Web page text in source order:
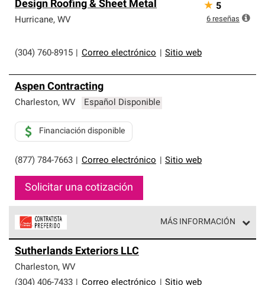
Design Roofing & Sheet Metal
Hurricane, WV
(304) 760-8915 Correo electrónico Sitio web
★ 5
6 reseñas
Aspen Contracting
Charleston, WV Español Disponible
(877) 784-7663 Correo electrónico Sitio web
Financiación disponible
Solicitar una cotización
MÁS INFORMACIÓN
parte de una red exclusiva de profesionales de techos
que cumplen con altos estándares y requisitos estrictos
de profesionalismo y confiabilidad.
Sutherlands Exteriors LLC
Charleston, WV
(304) 406-7433
Correo electrónico Sitio web